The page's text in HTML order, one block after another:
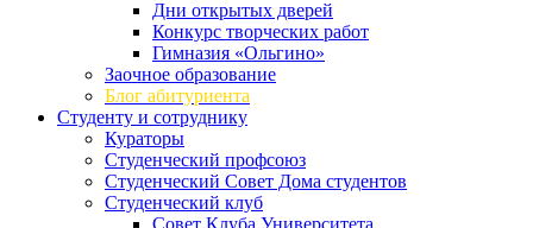
Дни открытых дверей
Конкурс творческих работ
Гимназия «Ольгино»
Заочное образование
Блог абитуриента
Студенту и сотруднику
Кураторы
Студенческий профсоюз
Студенческий Совет Дома студентов
Студенческий клуб
Совет Клуба Университета